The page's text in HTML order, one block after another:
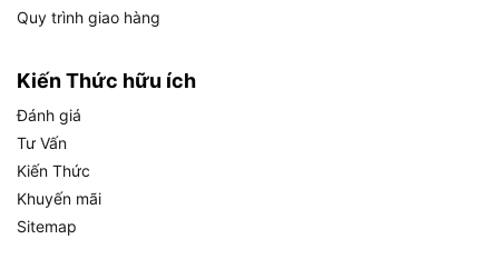
THÔNG SỐ KỸ
Hãng sản xuất
Mã sản phẩm
Loại máy
Công suất
Quy trình giao hàng
Kiến Thức hữu ích
Đánh giá
Tư Vấn
Kiến Thức
Khuyến mãi
Sitemap